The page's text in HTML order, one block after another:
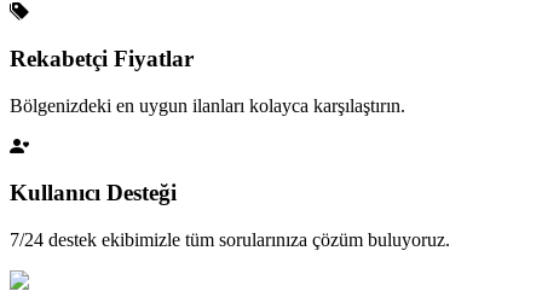
Rekabetçi Fiyatlar
Bölgenizdeki en uygun ilanları kolayca karşılaştırın.
Kullanıcı Desteği
7/24 destek ekibimizle tüm sorularınıza çözüm buluyoruz.